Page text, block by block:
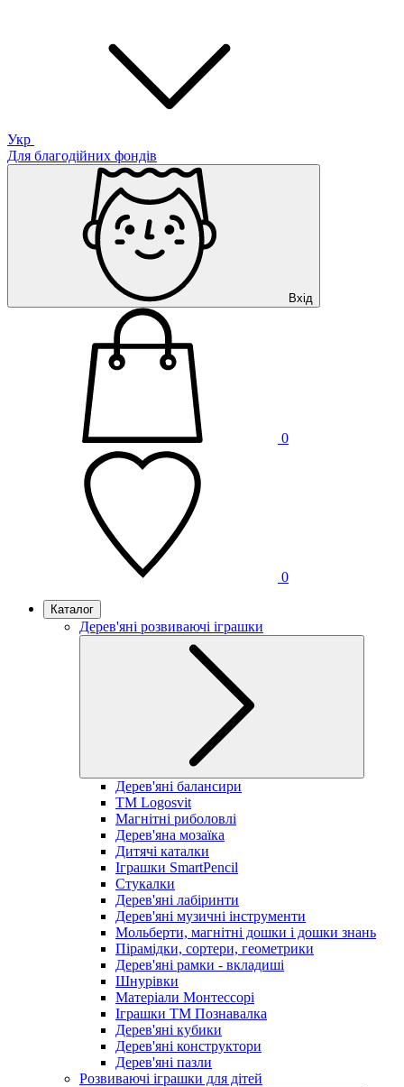
Укр
Для благодійних фондів
Вхід
0
0
Каталог
Дерев'яні розвиваючі іграшки
Дерев'яні балансири
TM Logosvit
Магнітні риболовлі
Дерев'яна мозаїка
Дитячі каталки
Іграшки SmartPencil
Стукалки
Дерев'яні лабіринти
Дерев'яні музичні інструменти
Мольберти, магнітні дошки і дошки знань
Пірамідки, сортери, геометрики
Дерев'яні рамки - вкладиші
Шнурівки
Матеріали Монтессорі
Іграшки ТМ Познавалка
Дерев'яні кубики
Дерев'яні конструктори
Дерев'яні пазли
Розвиваючі іграшки для дітей